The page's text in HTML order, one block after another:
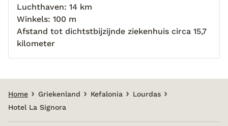
Luchthaven: 14 km
Winkels: 100 m
Afstand tot dichtstbijzijnde ziekenhuis circa 15,7
kilometer
Home Griekenland Kefalonia
Lourdas
Hotel La Signora